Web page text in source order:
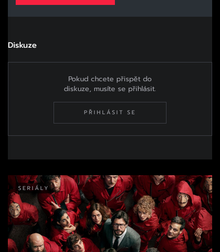
Diskuze
Pokud chcete přispět do
diskuze, musíte se přihlásit.
PŘIHLÁSIT SE
SERIÁLY